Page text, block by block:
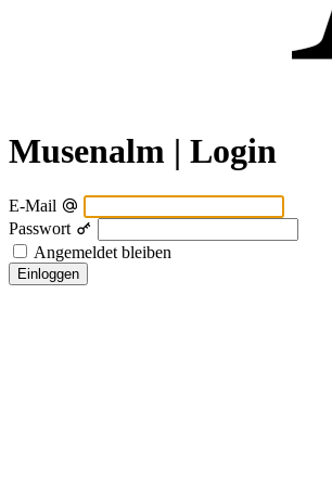
Musenalm | Login
E-Mail
Passwort
Angemeldet bleiben
Einloggen